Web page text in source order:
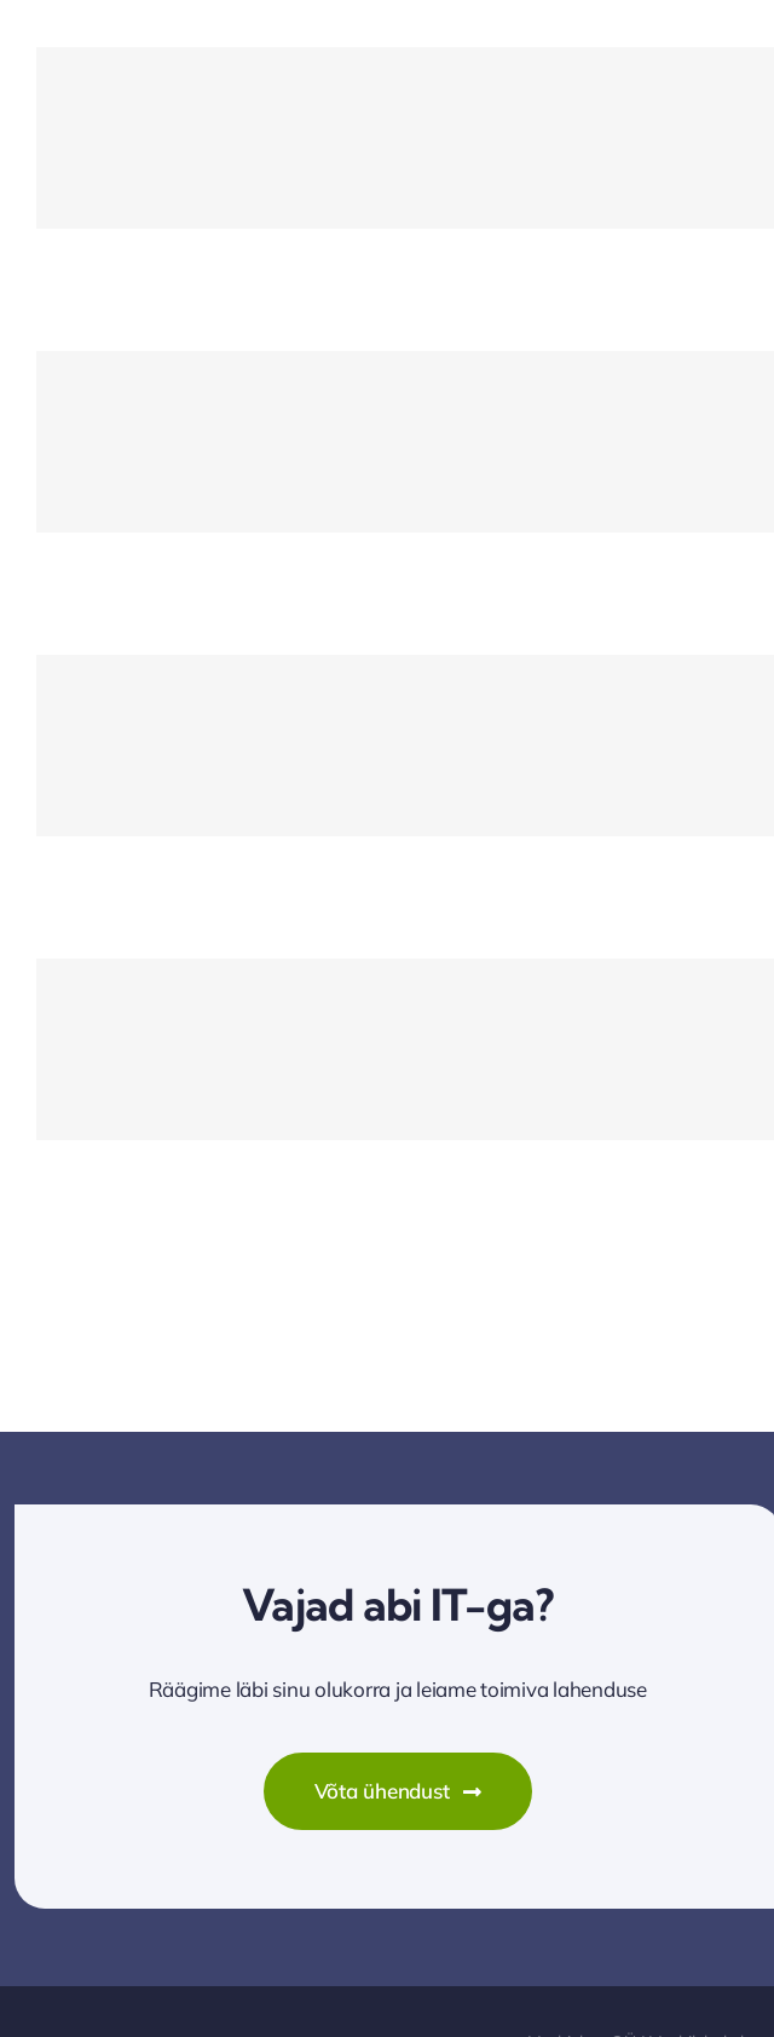
Vajad abi IT-ga?
Räägime läbi sinu olukorra ja leiame toimiva lahenduse
Võta ühendust